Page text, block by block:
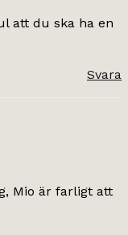
att du ska ha en
Svara
Mio är farligt att